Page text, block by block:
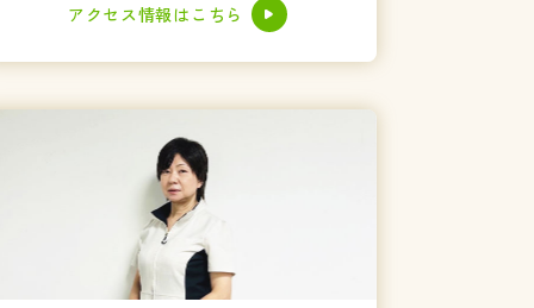
アクセス情報はこちら